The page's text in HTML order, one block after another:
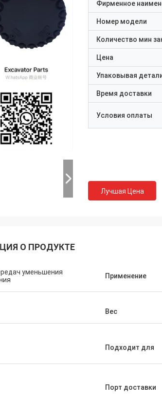
Фирменное
Номер модели
Количество мин
Цена
Упаковывая
Время доставки
Условия оплаты
Лучшая Цена
О ПРОДУКТЕ
уменьшения
Применение
Вес
Подходит для
Порт доставки